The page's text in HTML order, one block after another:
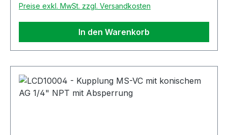
Preise exkl. MwSt. zzgl. Versandkosten
In den Warenkorb